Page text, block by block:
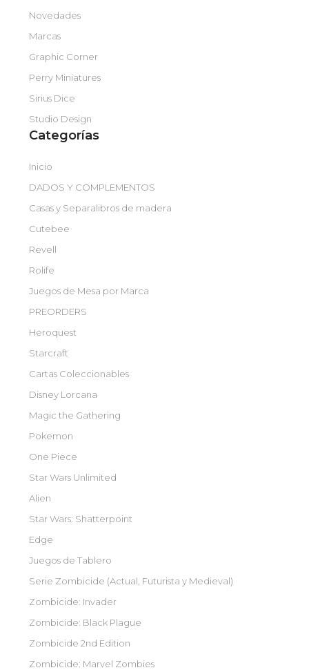
Novedades
Marcas
Graphic Corner
Perry Miniatures
Sirius Dice
Studio Design
Categorías
Inicio
DADOS Y COMPLEMENTOS
Casas y Separalibros de madera
Cutebee
Revell
Rolife
Juegos de Mesa por Marca
PREORDERS
Heroquest
Starcraft
Cartas Coleccionables
Disney Lorcana
Magic the Gathering
Pokemon
One Piece
Star Wars Unlimited
Alien
Star Wars: Shatterpoint
Edge
Juegos de Tablero
Serie Zombicide (Actual, Futurista y Medieval)
Zombicide: Invader
Zombicide: Black Plague
Zombicide 2nd Edition
Zombicide: Marvel Zombies